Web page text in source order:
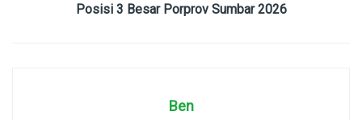
Posisi 3 Besar Porprov Sumbar 2026
Ben